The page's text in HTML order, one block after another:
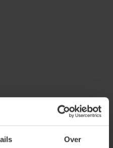
Over